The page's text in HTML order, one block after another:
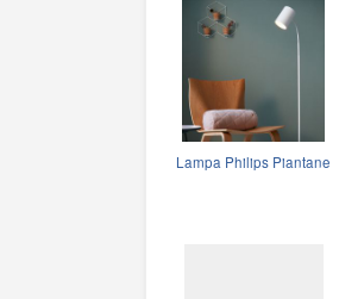
Lampa Philips Piantane